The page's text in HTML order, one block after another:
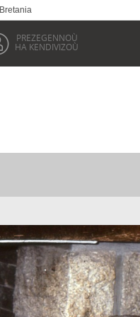
Bretania
PREZEGENNOÙ
HA KENDIVIZOÙ